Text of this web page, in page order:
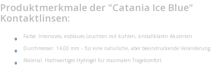
Produktmerkmale der "Catania Ice Blue"
Kontaktlinsen:
Farbe: Intensives, eisblaues Leuchten mit kühlen, kristallklaren Akzenten
Durchmesser: 14,00 mm – für eine natürliche, aber beeindruckende Veränderung
Material: Hochwertiges Hydrogel für maximalen Tragekomfort